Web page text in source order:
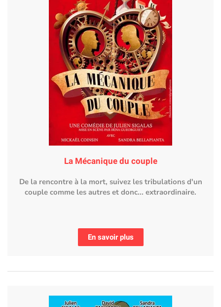
La Mécanique du couple
De la rencontre à la mort, suivez les tribulations d'un
couple comme les autres et donc... extraordinaire.
En savoir plus